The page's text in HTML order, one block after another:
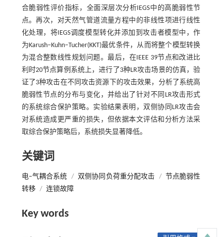
合脆弱性评价指标，全面深层次分析IEGS中的高脆弱性节
点。再次，对天然气管道流量方程中的非线性项进行线性
化处理，将IEGS调度模型转化并添加到攻击者模型中，作
为Karush–Kuhn–Tucher(KKT)最优条件，从而将整个模型转换
为混合整数线性规划问题。最后，在IEEE 39节点和改进比
利时20节点算例系统上，进行了3种LR攻击场景的仿真，验
证了3种攻击在不同攻击资源下的攻击效果，分析了系统高
脆弱性节点的分布与变化，并给出了针对不同LR攻击形式
的系统综合保护策略。实验结果表明，双侧协同LR攻击会
对系统造成更严重的损失，但依据本文评估和分析方法采
取综合保护策略后，系统损失显著降低。
关键词
电–气耦合系统 / 双侧协同负荷重分配攻击 / 节点脆弱性
转移 / 连锁故障
Key words